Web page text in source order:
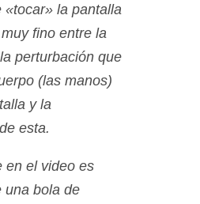
«tocar» la pantalla
fino entre la
perturbación que
(las manos)
y la
esta.
en el video es
una bola de